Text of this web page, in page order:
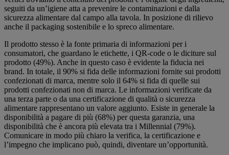
seguiti da un’igiene atta a prevenire le contaminazioni e dalla
sicurezza alimentare dal campo alla tavola. In posizione di rilievo
anche il packaging sostenibile e lo spreco alimentare.
Il prodotto stesso è la fonte primaria di informazioni per i
consumatori, che guardano le etichette, i QR-code o le diciture sul
prodotto (49%). Anche in questo caso è evidente la fiducia nei
brand. In totale, il 90% si fida delle informazioni fornite sui prodotti
confezionati di marca, mentre solo il 64% si fida di quelle sui
prodotti confezionati non di marca. Le informazioni verificate da
una terza parte o da una certificazione di qualità o sicurezza
alimentare rappresentano un valore aggiunto. Esiste in generale la
disponibilità a pagare di più (68%) per questa garanzia, una
disponibilità che è ancora più elevata tra i Millennial (79%).
Comunicare in modo più chiaro la verifica, la certificazione e
l’impegno che implicano può, quindi, diventare un’opportunità.